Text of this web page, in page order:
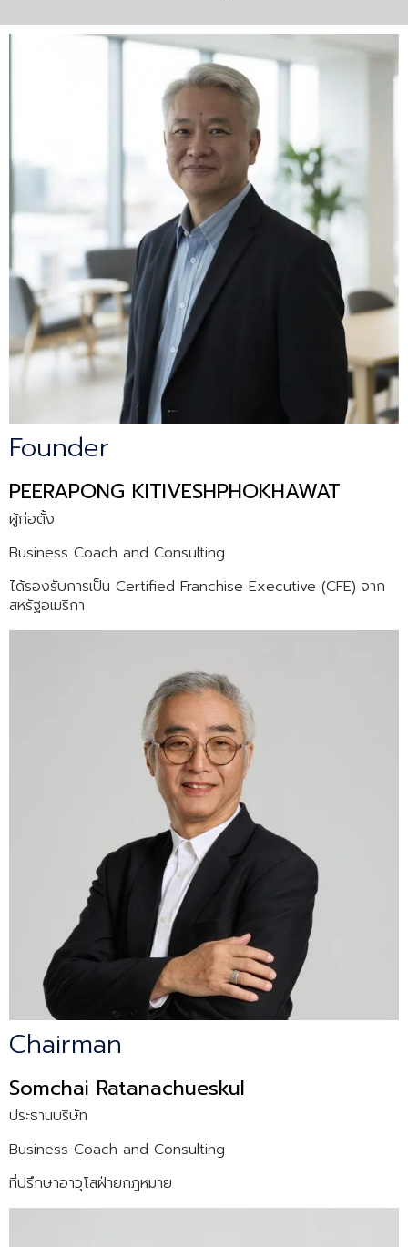
Founder
PEERAPONG KITIVESHPHOKHAWAT
ผู้ก่อตั้ง
Business Coach and Consulting
ได้รองรับการเป็น Certified Franchise Executive (CFE) จาก
สหรัฐอเมริกา
Chairman
Somchai Ratanachueskul
ประธานบริษัท
Business Coach and Consulting
ที่ปรึกษาอาวุโสฝ่ายกฎหมาย